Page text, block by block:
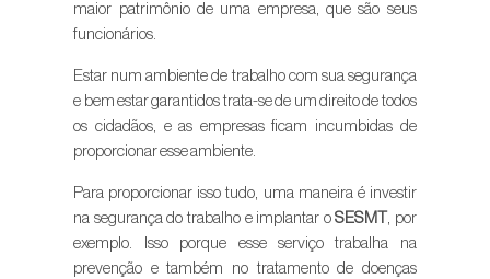
maior patrimônio de uma empresa, que são seus
funcionários.
Estar num ambiente de trabalho com sua segurança
e bem estar garantidos trata-se de um direito de todos
os cidadãos, e as empresas ficam incumbidas de
proporcionar esse ambiente.
Para proporcionar isso tudo, uma maneira é investir
na segurança do trabalho e implantar oSESMT , por
exemplo. Isso porque esse serviço trabalha na
prevenção e também no tratamento de doenças